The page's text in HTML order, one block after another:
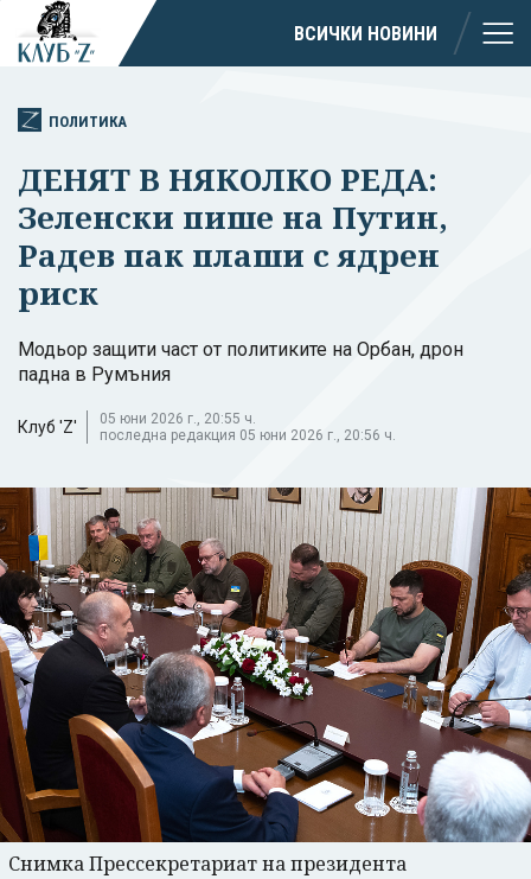
ВСИЧКИ НОВИНИ
ПОЛИТИКА
ДЕНЯТ В НЯКОЛКО РЕДА:
Зеленски пише на Путин,
Радев пак плаши с ядрен
риск
Модьор защити част от политиките на Орбан, дрон
падна в Румъния
Клуб 'Z'
05 юни 2026 г., 20:55 ч.
последна редакция 05 юни 2026 г., 20:56 ч.
Снимка Прессекретариат на президента